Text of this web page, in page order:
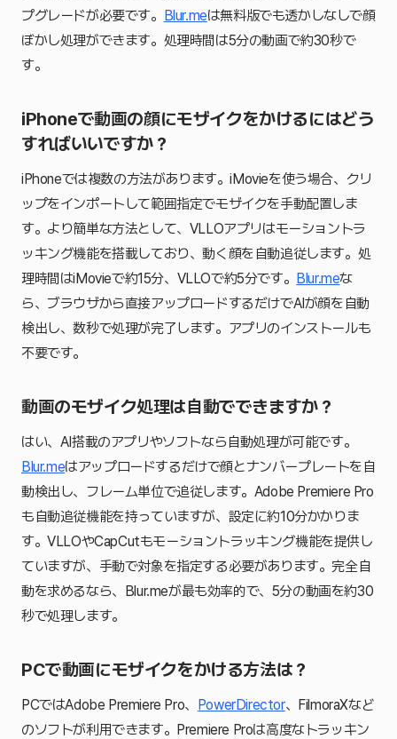
プグレードが必要です。 Blur.meは無料版でも透かしなしで顔
ぼかし処理ができます。処理時間は5分の動画で約30秒で
す。
iPhoneで動画の顔にモザイクをかけるにはどう
すればいいですか？
iPhoneでは複数の方法があります。iMovieを使う場合、クリ
ップをインポートして範囲指定でモザイクを手動配置しま
す。より簡単な方法として、VLLOアプリはモーショントラ
ッキング機能を搭載しており、動く顔を自動追従します。処
理時間はiMovieで約15分、VLLOで約5分です。 Blur.meな
ら、ブラウザから直接アップロードするだけでAIが顔を自動
検出し、数秒で処理が完了します。アプリのインストールも
不要です。
動画のモザイク処理は自動でできますか？
はい、AI搭載のアプリやソフトなら自動処理が可能です。
Blur.meはアップロードするだけで顔とナンバープレートを自
動検出し、フレーム単位で追従します。Adobe Premiere Pro
も自動追従機能を持っていますが、設定に約10分かかりま
す。VLLOやCapCutもモーショントラッキング機能を提供し
ていますが、手動で対象を指定する必要があります。完全自
動を求めるなら、Blur.meが最も効率的で、5分の動画を約30
秒で処理します。
PCで動画にモザイクをかける方法は？
PCではAdobe Premiere Pro、 PowerDirector、FilmoraXなど
のソフトが利用できます。Premiere Proは高度なトラッキン